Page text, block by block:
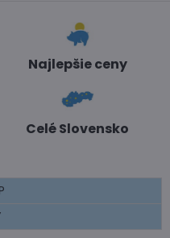
Najlepšie ceny
Celé Slovensko